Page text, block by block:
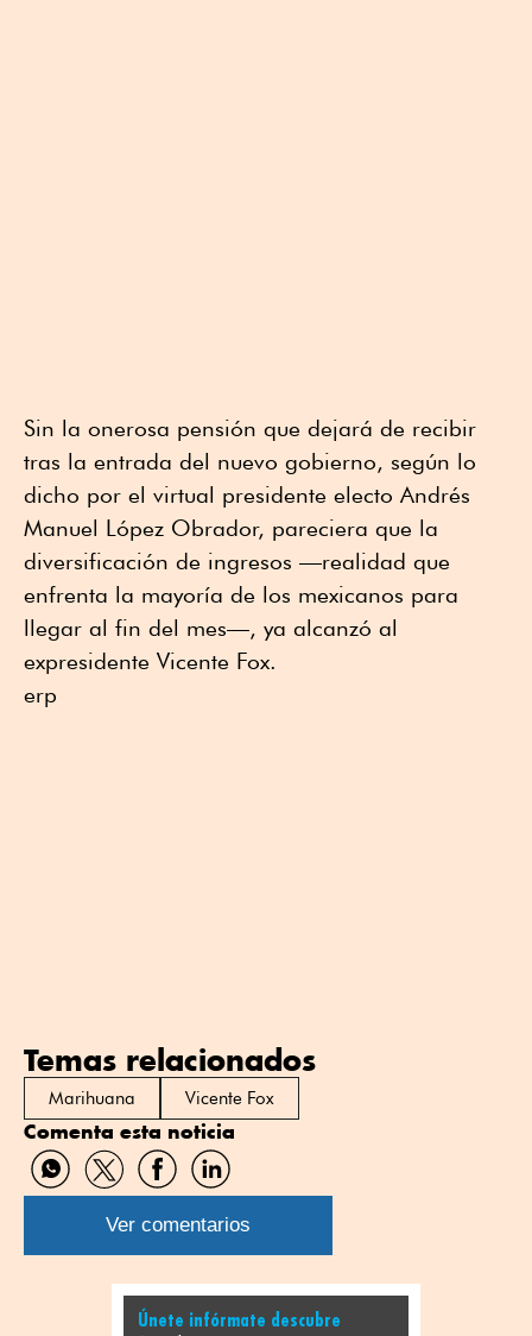
Sin la onerosa pensión que dejará de recibir
tras la entrada del nuevo gobierno, según lo
dicho por el virtual presidente electo Andrés
Manuel López Obrador, pareciera que la
diversificación de ingresos —realidad que
enfrenta la mayoría de los mexicanos para
llegar al fin del mes—, ya alcanzó al
expresidente Vicente Fox.
erp
Temas relacionados
Marihuana Vicente Fox
Comenta esta noticia
Compartir
por
WhatsApp
Compartir
por
Twitter
Compartir
por
Facebook
Compartir
por
Linkedin
Ver comentarios
Únete infórmate descubre